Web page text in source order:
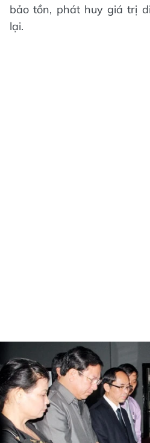
bảo tồn, phát huy giá trị
lại.